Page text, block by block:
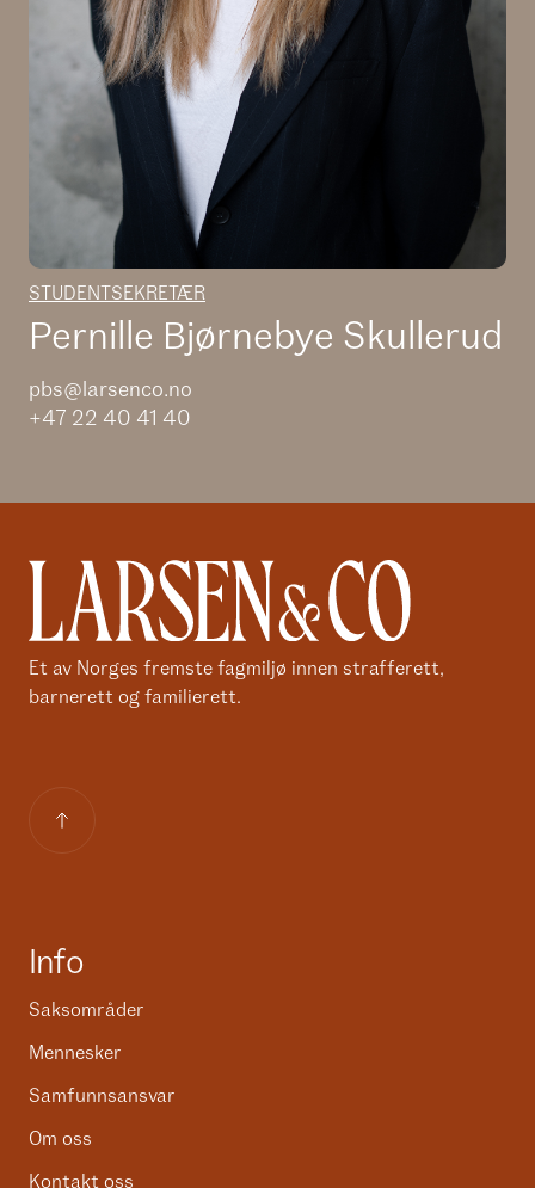
STUDENTSEKRETÆR
Pernille Bjørnebye Skullerud
pbs@larsenco.no
+47 22 40 41 40
Et av Norges fremste fagmiljø innen strafferett,
barnerett og familierett.
Info
Saksområder
Mennesker
Samfunnsansvar
Om oss
Kontakt oss